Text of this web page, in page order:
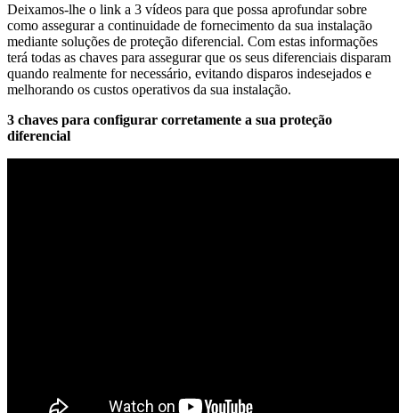
Deixamos-lhe o link a 3 vídeos para que possa aprofundar sobre
como assegurar a continuidade de fornecimento da sua instalação
mediante soluções de proteção diferencial. Com estas informações
terá todas as chaves para assegurar que os seus diferenciais disparam
quando realmente for necessário, evitando disparos indesejados e
melhorando os custos operativos da sua instalação.
3 chaves para configurar corretamente a sua proteção
diferencial